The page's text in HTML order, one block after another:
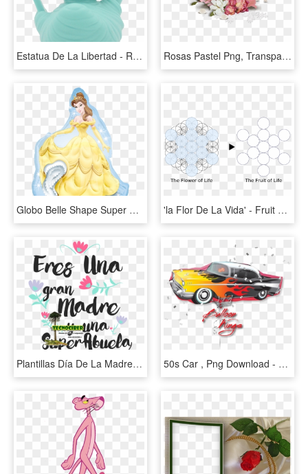
Estatua De La Libertad - Rubber Duck, HD Png Download Rosas Pastel Png, Transparent Png
Globo Belle Shape Super Shape - Globos De Helio Disney, HD Png Download 'la Flor De La Vida' - Fruit Of Life Png File, Transparent Png
Plantillas Día De La Madre 2019 / Plantillas Multiuso - Illustration, HD Png Download 50s Car , Png Download - Globo De Auto, Transparent Png